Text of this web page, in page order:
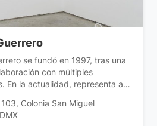
se fundó en 1997, tras una
con múltiples
En la actualidad, representa a
actuales de las artes
encontrarán pintura, escultura,
Colonia San Miguel